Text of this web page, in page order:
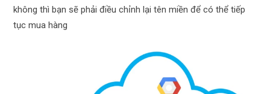
không thì bạn sẽ phải điều chỉnh lại tên miền để có thể tiếp
tục mua hàng